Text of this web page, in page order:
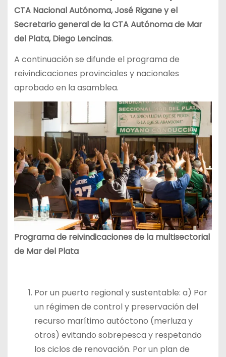
CTA Nacional Autónoma, José Rigane y el
Secretario general de la CTA Autónoma de Mar
del Plata, Diego Lencinas.
A continuación se difunde el programa de
reivindicaciones provinciales y nacionales
aprobado en la asamblea.
Programa de reivindicaciones de la multisectorial
de Mar del Plata
Por un puerto regional y sustentable: a) Por
un régimen de control y preservación del
recurso marítimo autóctono (merluza y
otros) evitando sobrepesca y respetando
los ciclos de renovación. Por un plan de